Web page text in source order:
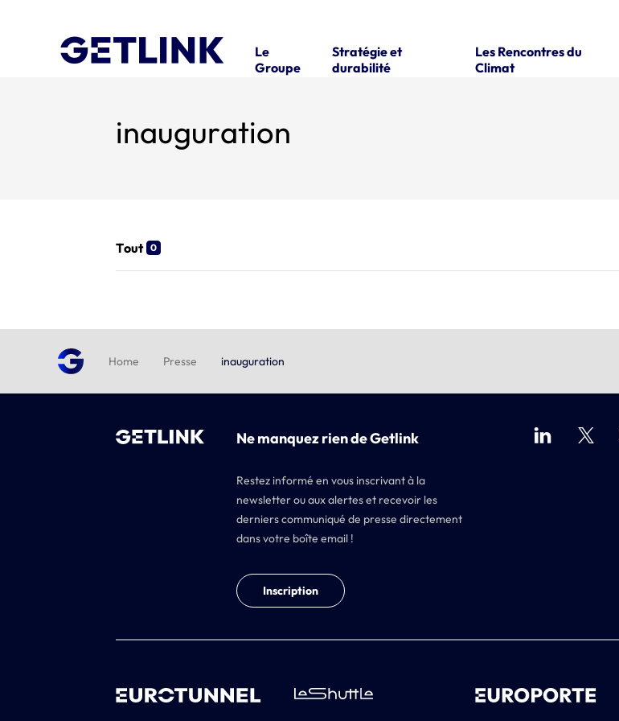
Le
Groupe
Stratégie et
durabilité
Les Rencontres du
Climat
inauguration
Tout 0
Home Presse inauguration
Ne manquez rien de Getlink
Restez informé en vous inscrivant à la
newsletter ou aux alertes et recevoir les
derniers communiqué de presse directement
dans votre boîte email !
Inscription